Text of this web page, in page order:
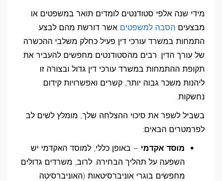
מידי שנה אלפי סטודנטים לומדים תואר במשפטים או
מבצעים הסבה למשפטים אשר דורשת מהם לבצע
התמחות במשרד עורכי דין פעיל כחלק משלבי ההכשרה
של עורך הדין. רבים מהסטודנטים מחפשים להעביר את
תקופת ההתמחות במשרד עורכי דין גדול ובצורה זו
ליהנות משכר גבוה יותר, קשרים ואפשרויות קידום
נחשקות.
בשביל לשפר את סיכוי ההצלחה שלך, מומלץ לשים לב
לפרמטרים הבאים:
מוסד אקדמי – באופן כללי, למוסד האקדמי יש
השפעה על תהליך הבחירה. לרוב, משרדים גדולים
מחפשים בוגרי אוניברסיטאות (האוניברסיטה